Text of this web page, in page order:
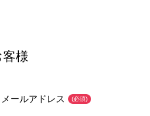
様
メールアドレス (必須)